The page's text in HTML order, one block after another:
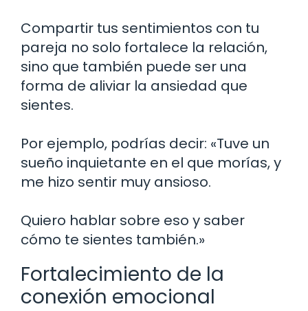
Compartir tus sentimientos con tu
pareja no solo fortalece la relación,
sino que también puede ser una
forma de aliviar la ansiedad que
sientes.
Por ejemplo, podrías decir: «Tuve un
sueño inquietante en el que morías, y
me hizo sentir muy ansioso.
Quiero hablar sobre eso y saber
cómo te sientes también.»
Fortalecimiento de la
conexión emocional